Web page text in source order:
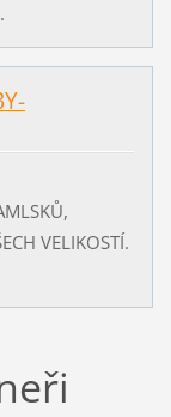
VELIKOSTÍ.